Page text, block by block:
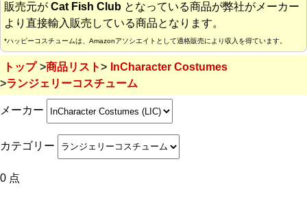
販売元が Cat Fish Club となっている商品が弊社がメーカー
より直接輸入販売している商品となります。
*ハッピーコスチュームは、Amazonアソシエイトとして適格販売により収入を得ています。
トップ 商品リスト
InCharacter Costumes
ランジェリーコスチューム
メーカー
カテゴリー
0 点